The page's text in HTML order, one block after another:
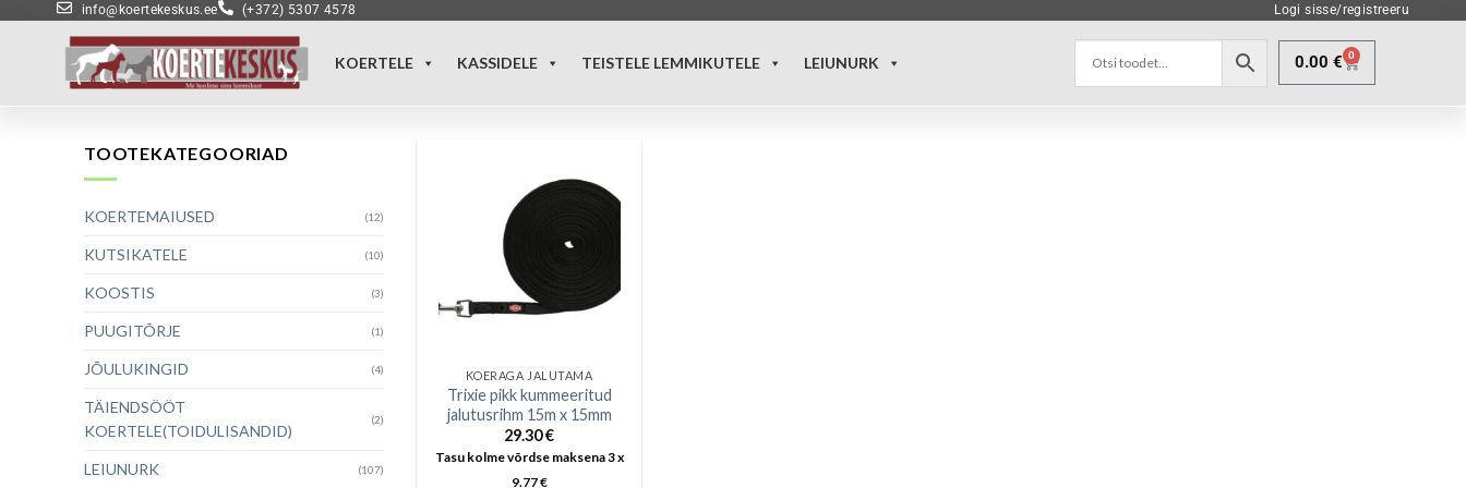
info@koertekeskus.ee (+372) 5307 4578 Logi sisse/registreeru
KOERTELE KASSIDELE TEISTELE LEMMIKUTELE LEIUNURK 0.00 € 0
TOOTEKATEGOORIAD
KOERTEMAIUSED (12)
KUTSIKATELE (10)
KOOSTIS (3)
PUUGITÕRJE (1)
JÕULUKINGID (4)
TÄIENDSÖÖT
KOERTELE(TOIDULISANDID)
(2)
LEIUNURK (107)
KOERAGA JALUTAMA
Trixie pikk kummeeritud
jalutusrihm 15m x 15mm
29.30€
Tasu kolme võrdse maksena 3 x
9.77€